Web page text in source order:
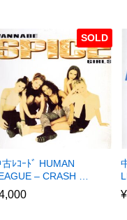
SOLD
ﾚｺｰﾄﾞ HUMAN
– CRASH …
¥